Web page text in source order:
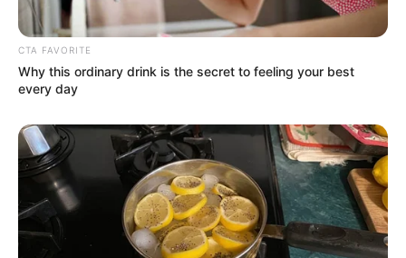
CTA FAVORITE
Why this ordinary drink is the secret to feeling your best
every day